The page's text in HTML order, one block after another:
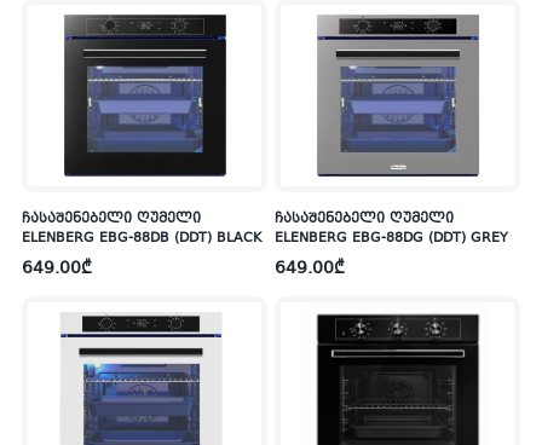
ჩასაშენებელი ღუმელი
ELENBERG EBG-88DB (DDT) BLACK
649.00₾
ჩასაშენებელი ღუმელი
ELENBERG EBG-88DG (DDT) GREY
649.00₾